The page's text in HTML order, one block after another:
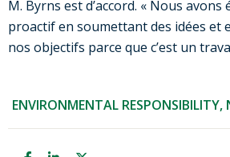
M. Byrns est d’accord. « Nous
proactif en soumettant des idées et
nos objectifs parce que c’est un
ENVIRONMENTAL RESPONSIBILITY,